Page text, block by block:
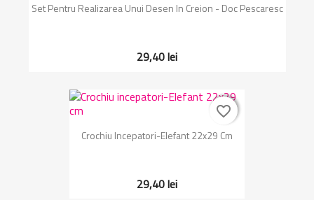
Set Pentru Realizarea Unui Desen In Creion - Doc Pescaresc
29,40 lei
Crochiu Incepatori-Elefant 22x29 Cm
29,40 lei
favorite_border
favorite_border